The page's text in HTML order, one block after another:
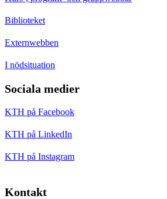
Biblioteket
Externwebben
I nödsituation
Sociala medier
KTH på Facebook
KTH på LinkedIn
KTH på Instagram
Kontakt